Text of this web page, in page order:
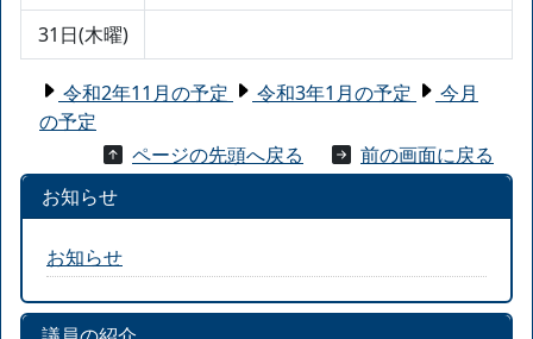
31日(木曜)
令和2年11月の予定 令和3年1月の予定
今月
の予定
ページの先頭へ戻る
前の画面に戻る
お知らせ
お知らせ